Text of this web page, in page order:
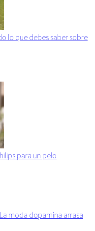
lo que debes saber sobre
para un pelo
moda dopamina arrasa